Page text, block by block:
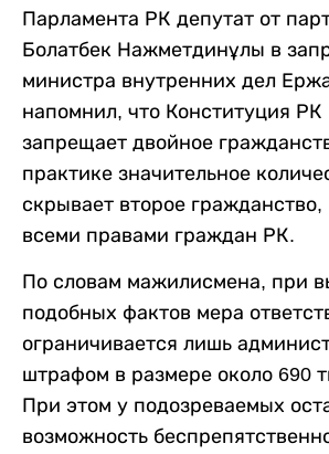
Парламента РК депутат от
Болатбек Нажметдинұлы в
министра внутренних дел
напомнил, что Конституция РК
запрещает двойное
практике значительное
скрывает второе гражданство,
всеми правами граждан РК.
По словам мажилисмена, при
подобных фактов мера
ограничивается лишь
штрафом в размере около 690
При этом у подозреваемых
возможность